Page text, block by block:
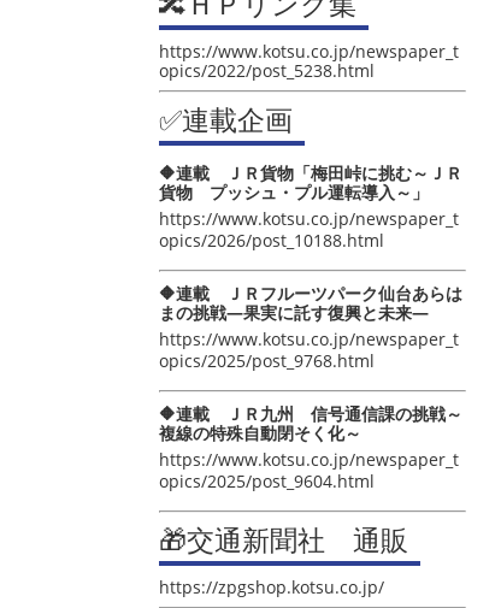
https://www.kotsu.co.jp/newspaper_t
opics/2022/post_5238.html
✅連載企画
🔶連載 ＪＲ貨物「梅田峠に挑む～ＪＲ
貨物 プッシュ・プル運転導入～」
https://www.kotsu.co.jp/newspaper_t
opics/2026/post_10188.html
🔶連載 ＪＲフルーツパーク仙台あらは
まの挑戦―果実に託す復興と未来―
https://www.kotsu.co.jp/newspaper_t
opics/2025/post_9768.html
🔶連載 ＪＲ九州 信号通信課の挑戦～
複線の特殊自動閉そく化～
https://www.kotsu.co.jp/newspaper_t
opics/2025/post_9604.html
🎁交通新聞社 通販
https://zpgshop.kotsu.co.jp/